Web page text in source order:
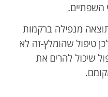
השפתיים.
מנפילה ברקמות
טיפול שהומלץ-זה לא
שיכול להרים את